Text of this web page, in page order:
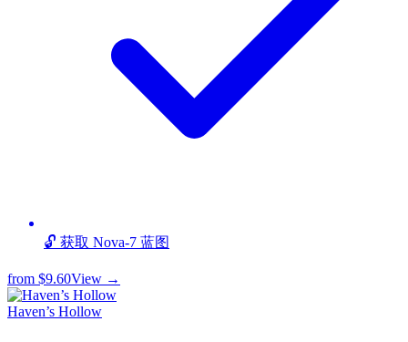
🔓 获取 Nova-7 蓝图
from $9.60View →
Haven’s Hollow